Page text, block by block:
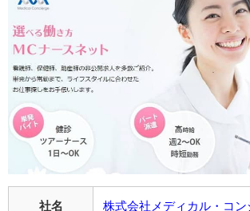
社名 株式会社メディカル・コン